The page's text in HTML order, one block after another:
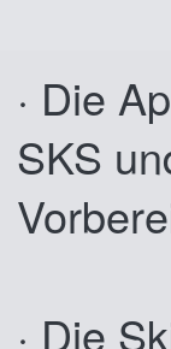
· Die
SKS
· Die